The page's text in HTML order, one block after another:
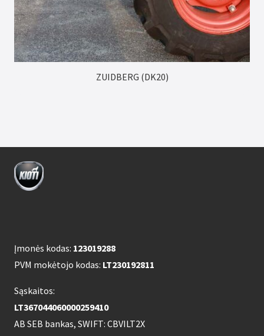
ZUIDBERG (DK20)
Įmonės kodas: 123019288
PVM mokėtojo kodas: LT230192811
Sąskaitos:
LT367044060000259410
AB SEB bankas, SWIFT: CBVILT2X